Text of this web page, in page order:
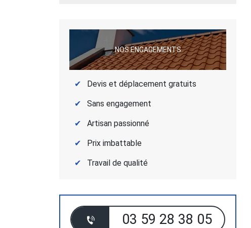
NOS ENGAGEMENTS
Devis et déplacement gratuits
Sans engagement
Artisan passionné
Prix imbattable
Travail de qualité
03 59 28 38 05